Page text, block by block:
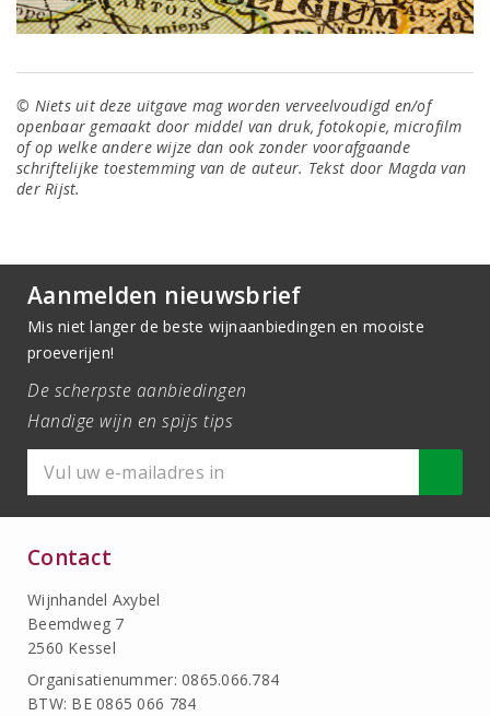
© Niets uit deze uitgave mag worden verveelvoudigd en/of
openbaar gemaakt door middel van druk, fotokopie, microfilm
of op welke andere wijze dan ook zonder voorafgaande
schriftelijke toestemming van de auteur. Tekst door Magda van
der Rijst.
Aanmelden nieuwsbrief
Mis niet langer de beste wijnaanbiedingen en mooiste
proeverijen!
De scherpste aanbiedingen
Handige wijn en spijs tips
Contact
Wijnhandel Axybel
Beemdweg 7
2560 Kessel
Organisatienummer: 0865.066.784
BTW: BE 0865 066 784